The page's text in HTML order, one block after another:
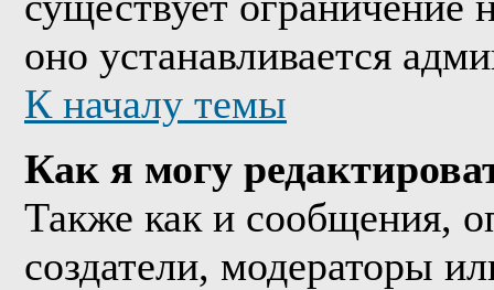
оно устанавливается
К началу темы
Как я могу
Также как и сообщения,
создатели, модераторы